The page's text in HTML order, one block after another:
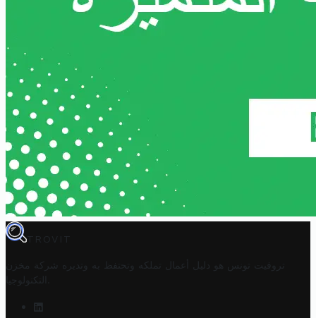
TROVIT
تروفيت تونس هو دليل أعمال تملكه وتحتفظ به وتديره
شركة مخزن
التكنولوجيا